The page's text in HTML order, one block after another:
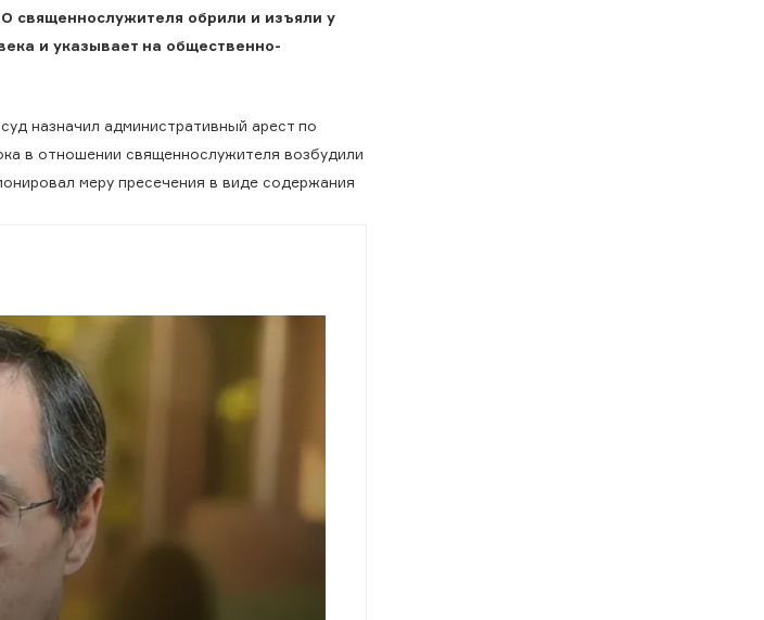
священнослужителя обрили и изъяли у
и указывает на общественно-
назначил административный арест по
в отношении священнослужителя возбудили
меру пресечения в виде содержания